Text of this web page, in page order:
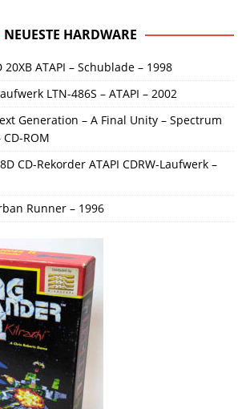
NEUESTE HARDWARE
20XB ATAPI – Schublade – 1998
LTN-486S – ATAPI – 2002
Generation – A Final Unity – Spectrum
ROM
CD-Rekorder ATAPI CDRW-Laufwerk –
Runner – 1996